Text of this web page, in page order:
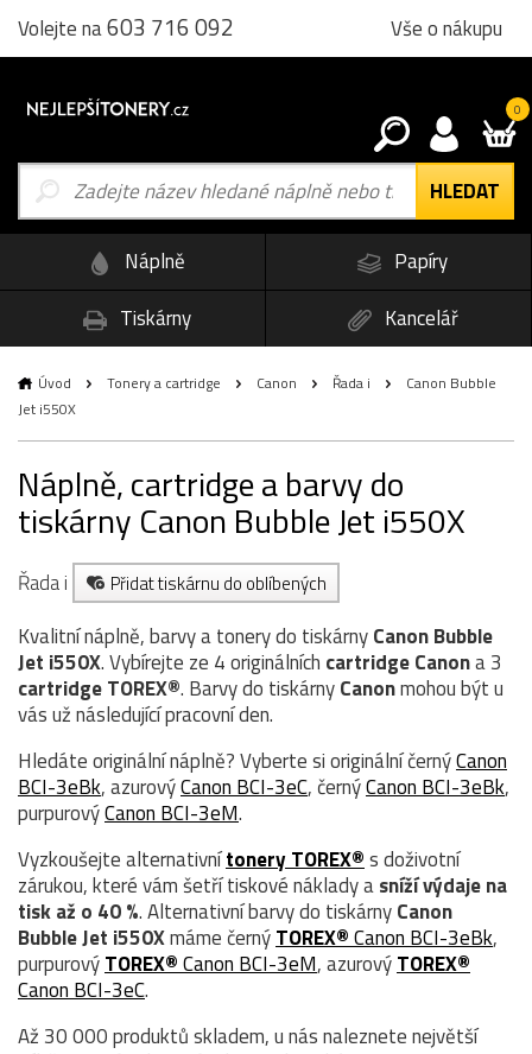
Volejte na603 716 092 Vše o nákupu
0
Náplně
Papíry
Tiskárny
Kancelář
Úvod Tonery a cartridge Canon Řada i
Canon Bubble
Jet i550X
Náplně, cartridge a barvy do
tiskárny Canon Bubble Jet i550X
Řada i Přidat tiskárnu do oblíbených
Kvalitní náplně, barvy a tonery do tiskárnyCanon Bubble
Jet i550X. Vybírejte ze 4 originálních cartridgeCanona 3
cartridge TOREX®. Barvy do tiskárnyCanonmohou být u
vás už následující pracovní den.
Hledáte originální náplně? Vyberte si originální černýCanon
BCI-3eBk, azurovýCanon BCI-3eC, černýCanon BCI-3eBk,
purpurovýCanon BCI-3eM.
Vyzkoušejte alternativnítonery TOREX®s doživotní
zárukou, které vám šetří tiskové náklady asníží výdaje na
tisk až o 40 %. Alternativní barvy do tiskárnyCanon
Bubble Jet i550Xmáme černýTOREX®Canon BCI-3eBk,
purpurovýTOREX®Canon BCI-3eM, azurovýTOREX®
Canon BCI-3eC.
Až 30 000 produktů skladem, u nás naleznete největší